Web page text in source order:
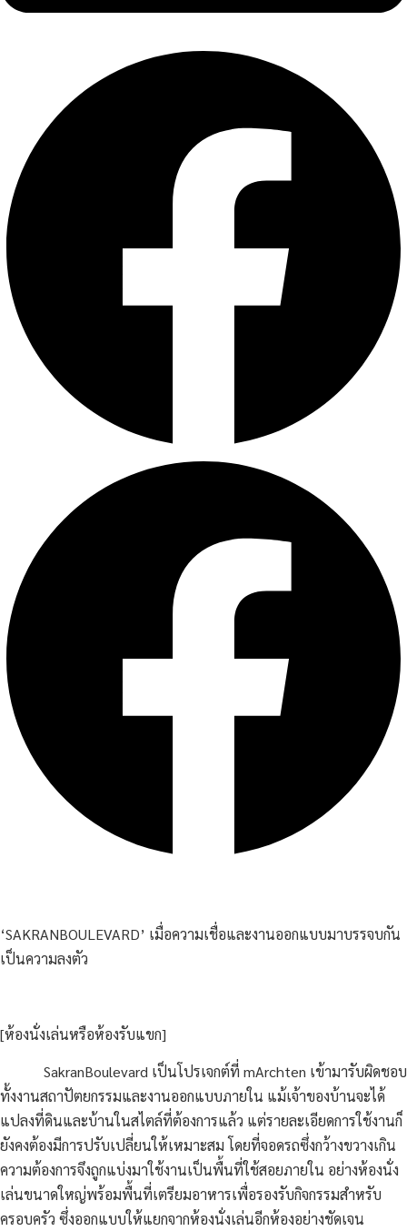
‘SAKRANBOULEVARD’ เมื่อความเชื่อและงานออกแบบมาบรรจบกัน
เป็นความลงตัว
[ห้องนั่งเล่นหรือห้องรับแขก]
SakranBoulevard เป็นโปรเจกต์ที่ mArchten เข้ามารับผิดชอบ
ทั้งงานสถาปัตยกรรมและงานออกแบบภายใน แม้เจ้าของบ้านจะได้
แปลงที่ดินและบ้านในสไตล์ที่ต้องการแล้ว แต่รายละเอียดการใช้งานก็
ยังคงต้องมีการปรับเปลี่ยนให้เหมาะสม โดยที่จอดรถซึ่งกว้างขวางเกิน
ความต้องการจึงถูกแบ่งมาใช้งานเป็นพื้นที่ใช้สอยภายใน อย่างห้องนั่ง
เล่นขนาดใหญ่พร้อมพื้นที่เตรียมอาหารเพื่อรองรับกิจกรรมสำหรับ
ครอบครัว ซึ่งออกแบบให้แยกจากห้องนั่งเล่นอีกห้องอย่างชัดเจน